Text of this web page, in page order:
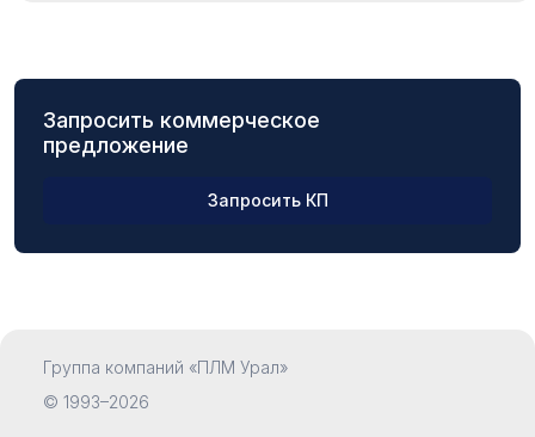
Запросить коммерческое
предложение
Запросить КП
Компания
Группа компаний «ПЛМ Урал»
© 1993–2026